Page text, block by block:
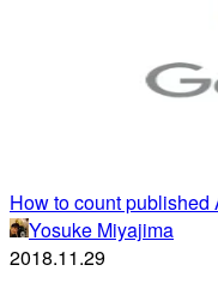
How to count
Yosuke Miyajima
2018.11.29